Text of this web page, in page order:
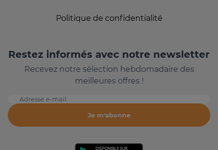
Politique de confidentialité
Restez informés avec notre newsletter
Recevez notre sélection hebdomadaire des
meilleures offres !
Adresse e-mail
Je m'abonne